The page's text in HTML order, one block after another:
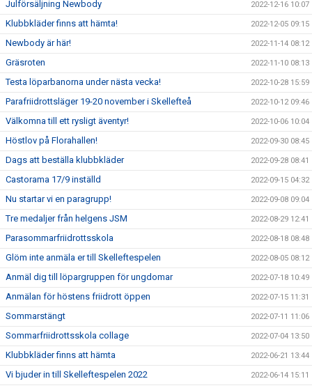
Julförsäljning Newbody 2022-12-16 10:07
Klubbkläder finns att hämta! 2022-12-05 09:15
Newbody är här! 2022-11-14 08:12
Gräsroten 2022-11-10 08:13
Testa löparbanorna under nästa vecka! 2022-10-28 15:59
Parafriidrottsläger 19-20 november i Skellefteå 2022-10-12 09:46
Välkomna till ett rysligt äventyr! 2022-10-06 10:04
Höstlov på Florahallen! 2022-09-30 08:45
Dags att beställa klubbkläder 2022-09-28 08:41
Castorama 17/9 inställd 2022-09-15 04:32
Nu startar vi en paragrupp! 2022-09-08 09:04
Tre medaljer från helgens JSM 2022-08-29 12:41
Parasommarfriidrottsskola 2022-08-18 08:48
Glöm inte anmäla er till Skelleftespelen 2022-08-05 08:12
Anmäl dig till löpargruppen för ungdomar 2022-07-18 10:49
Anmälan för höstens friidrott öppen 2022-07-15 11:31
Sommarstängt 2022-07-11 11:06
Sommarfriidrottsskola collage 2022-07-04 13:50
Klubbkläder finns att hämta 2022-06-21 13:44
Vi bjuder in till Skelleftespelen 2022 2022-06-14 15:11